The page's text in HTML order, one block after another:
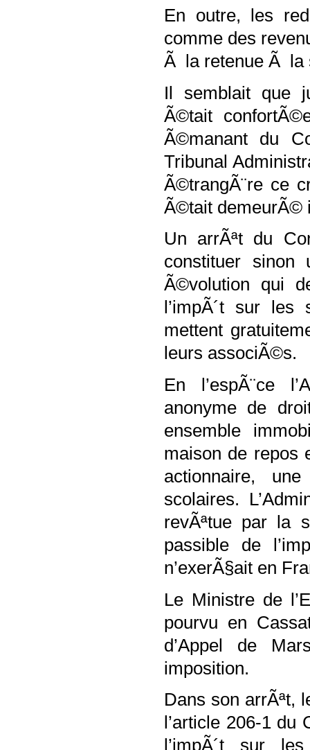
En outre, les
comme des
Ã la retenue Ã la
Il semblait que
Ã©tait
Ã©manant du
Tribunal
Ã©trangÃ¨re ce
Ã©tait demeurÃ©
Un arrÃªt du
constituer sinon
Ã©volution qui
l’impÃ´t sur
mettent
leurs associÃ©s.
En l’espÃ¨ce
anonyme de
ensemble
maison de repos
actionnaire,
scolaires.
revÃªtue par la
passible de
n’exerÃ§ait en
Le Ministre de
pourvu en
d’Appel de
imposition.
Dans son arrÃªt,
l’article 206-1
l’impÃ´t sur